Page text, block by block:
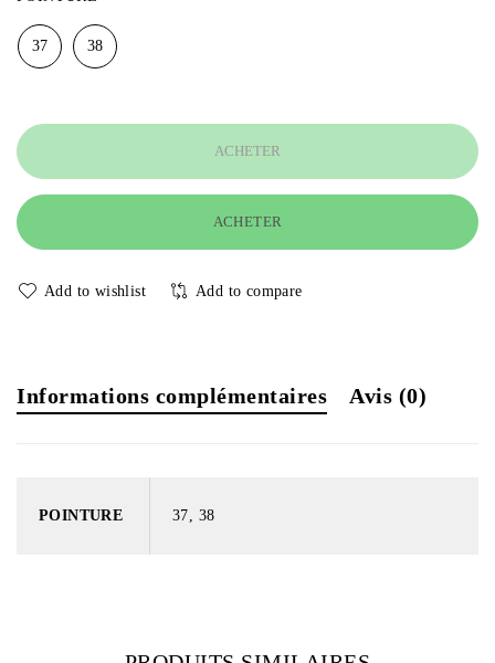
37 38
ACHETER
ACHETER
Add to wishlist Add to compare
Informations complémentaires Avis (0)
POINTURE 37, 38